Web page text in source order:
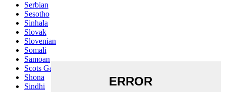
Serbian
Sesotho
Sinhala
Slovak
Slovenian
Somali
Samoan
Scots Gaelic
Shona
Sindhi